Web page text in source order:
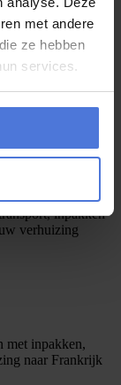
met andere
ze hebben
services.
inpakken
verhuizing
met inpakken,
naar Frankrijk